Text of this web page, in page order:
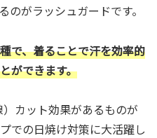
のがラッシュガードです。
で、着ることで汗を効率的
ができます。
カット効果があるものが
での日焼け対策に大活躍し